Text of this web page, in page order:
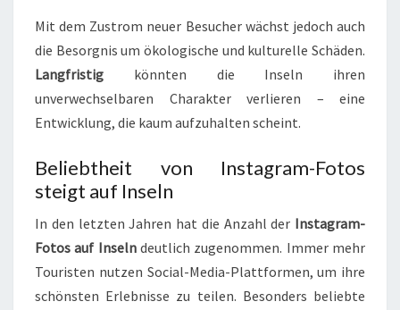
Mit dem Zustrom neuer Besucher wächst jedoch auch
die Besorgnis um ökologische und kulturelle Schäden.
Langfristig könnten die Inseln ihren
unverwechselbaren Charakter verlieren – eine
Entwicklung, die kaum aufzuhalten scheint.
Beliebtheit von Instagram-Fotos
steigt auf Inseln
In den letzten Jahren hat die Anzahl der Instagram-
Fotos auf Inselndeutlich zugenommen. Immer mehr
Touristen nutzen Social-Media-Plattformen, um ihre
schönsten Erlebnisse zu teilen. Besonders beliebte